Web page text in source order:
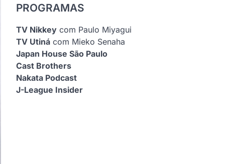
PROGRAMAS
TV Nikkey com Paulo Miyagui
TV Utiná com Mieko Senaha
Japan House São Paulo
Cast Brothers
Nakata Podcast
J-League Insider